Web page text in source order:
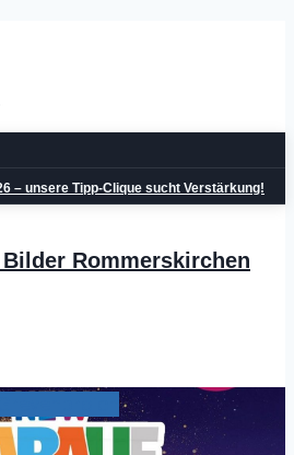
– unsere Tipp-Clique sucht Verstärkung!
Rommerskirchen